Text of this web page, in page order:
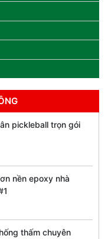
pickleball trọn gói
nền epoxy nhà
thấm chuyên